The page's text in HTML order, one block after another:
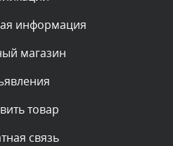
виден после проверки
виден после проверки
информация
магазин
товар
связь